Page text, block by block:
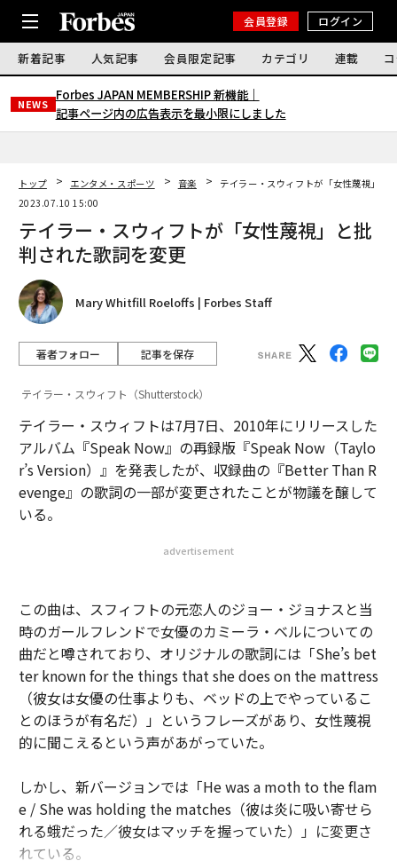
会員登録 ログイン
新着記事 人気記事 会員限定記事 カテゴリ 連載
NEWS
Forbes JAPAN MEMBERSHIP 新機能｜
記事ページ内の広告表示を最小限にしました
トップ エンタメ・スポーツ 音楽
テイラー・スウィフトが「女性蔑視」と
2023.07.10 15:00
テイラー・スウィフトが「女性蔑視」と批
判された歌詞を変更
Mary Whitfill Roeloffs | Forbes Staff
著者フォロー 記事を保存
テイラー・スウィフト（Shutterstock）
テイラー・スウィフトは7月7日、2010年にリリースした
アルバム『Speak Now』の再録版『Speak Now（Taylo
r’s Version）』を発表したが、収録曲の『Better Than R
evenge』の歌詞の一部が変更されたことが物議を醸して
いる。
advertisement
この曲は、スフィフトの元恋人のジョー・ジョナスと当
時のガールフレンドで女優のカミーラ・ベルについての
曲だと噂されており、オリジナルの歌詞には「She’s bet
ter known for the things that she does on the mattress
（彼女は女優の仕事よりも、ベッドの上でやっているこ
とのほうが有名だ）」というフレーズがあり、女性蔑視
的に聞こえるという声があがっていた。
しかし、新バージョンでは「He was a moth to the flam
e / She was holding the matches（彼は炎に吸い寄せら
れる蛾だった／彼女はマッチを握っていた）」に変更さ
れている。